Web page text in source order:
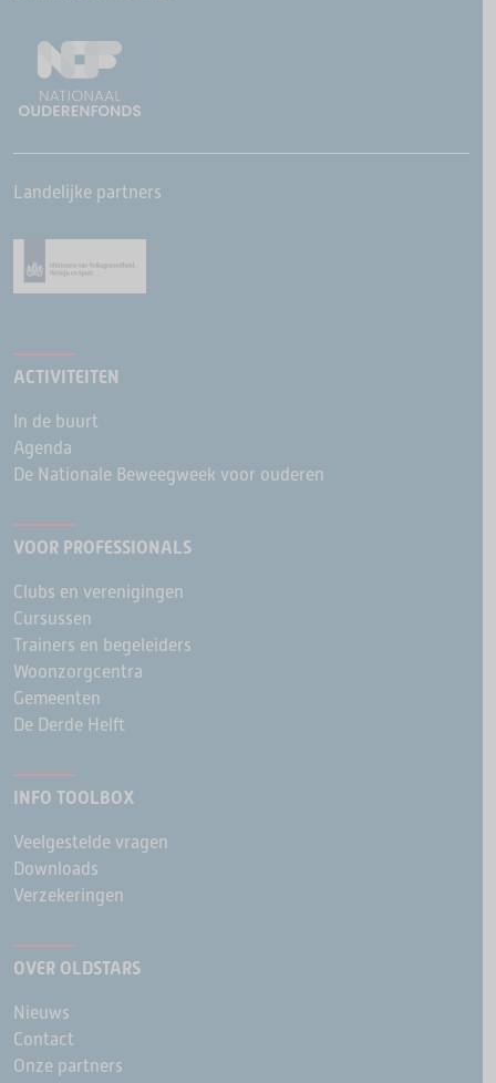
Landelijke partners
ACTIVITEITEN
In de buurt
Agenda
De Nationale Beweegweek voor ouderen
VOOR PROFESSIONALS
Clubs en verenigingen
Cursussen
Trainers en begeleiders
Woonzorgcentra
Gemeenten
De Derde Helft
INFO TOOLBOX
Veelgestelde vragen
Downloads
Verzekeringen
OVER OLDSTARS
Nieuws
Contact
Onze partners